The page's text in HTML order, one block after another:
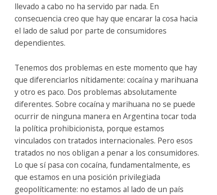
llevado a cabo no ha servido par nada. En
consecuencia creo que hay que encarar la cosa hacia
el lado de salud por parte de consumidores
dependientes.
Tenemos dos problemas en este momento que hay
que diferenciarlos nítidamente: cocaína y marihuana
y otro es paco. Dos problemas absolutamente
diferentes. Sobre cocaína y marihuana no se puede
ocurrir de ninguna manera en Argentina tocar toda
la política prohibicionista, porque estamos
vinculados con tratados internacionales. Pero esos
tratados no nos obligan a penar a los consumidores.
Lo que sí pasa con cocaína, fundamentalmente, es
que estamos en una posición privilegiada
geopolíticamente: no estamos al lado de un país